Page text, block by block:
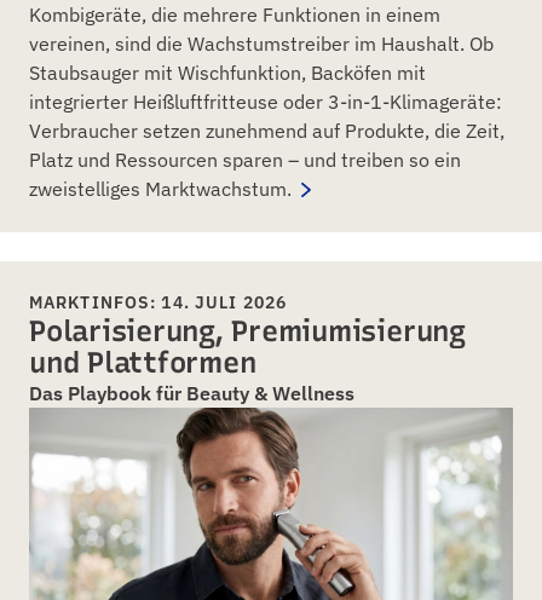
Kombigeräte, die mehrere Funktionen in einem
vereinen, sind die Wachstumstreiber im Haushalt. Ob
Staubsauger mit Wischfunktion, Backöfen mit
integrierter Heißluftfritteuse oder 3-in-1-Klimageräte:
Verbraucher setzen zunehmend auf Produkte, die Zeit,
Platz und Ressourcen sparen – und treiben so ein
zweistelliges Marktwachstum.
MARKTINFOS: 14. JULI 2026
Polarisierung, Premiumisierung
und Plattformen
Das Playbook für Beauty & Wellness